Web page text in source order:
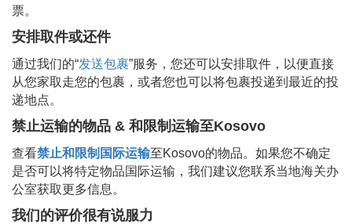
票。
安排取件或还件
通过我们的“发送包裹”服务，您还可以安排取件，以便直接
从您家取走您的包裹，或者您也可以将包裹投递到最近的投
递地点。
禁止运输的物品 & 和限制运输至Kosovo
查看禁止和限制国际运输至Kosovo的物品。如果您不确定
是否可以将特定物品国际运输，我们建议您联系当地海关办
公室获取更多信息。
我们的评价很有说服力